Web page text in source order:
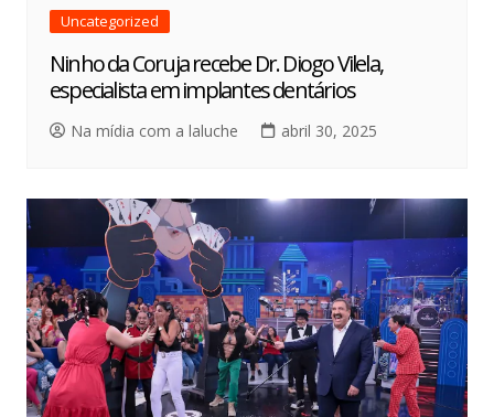
Uncategorized
Ninho da Coruja recebe Dr. Diogo Vilela,
especialista em implantes dentários
Na mídia com a laluche abril 30, 2025